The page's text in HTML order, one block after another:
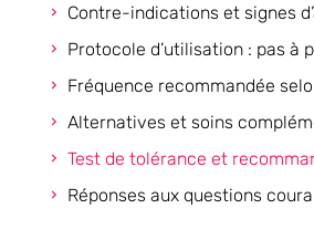
Contre-indications et signes
Protocole d’utilisation : pas à
Alternatives et soins
Test de tolérance et
Réponses aux questions